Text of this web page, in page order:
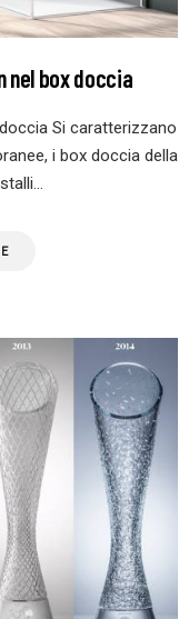
nel box doccia
Si caratterizzano
i box doccia della